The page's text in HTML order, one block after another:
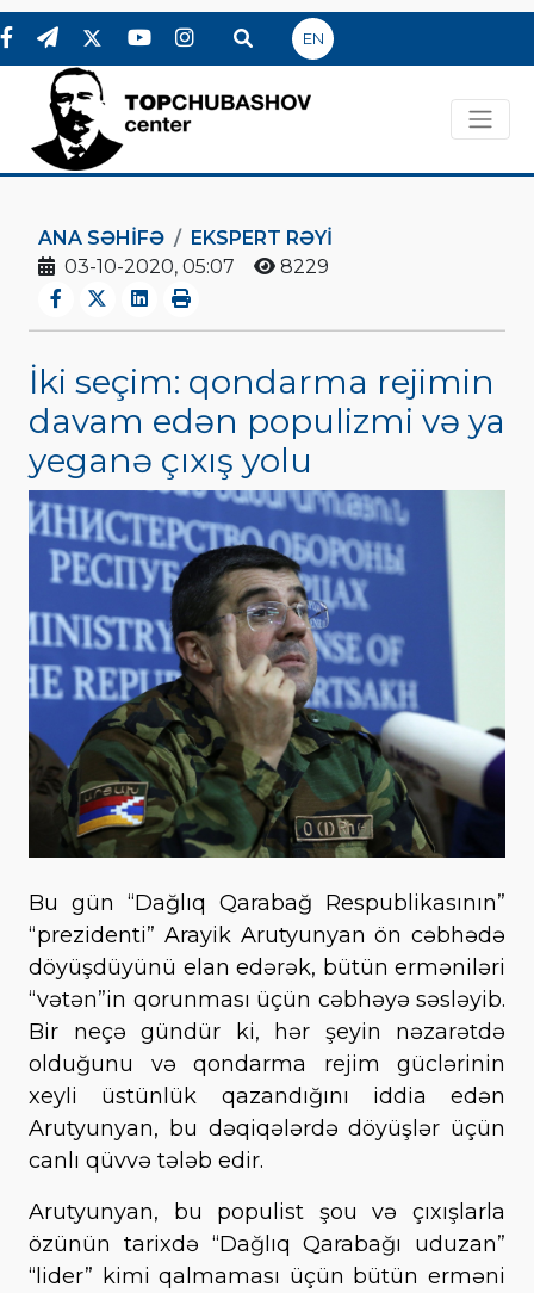
EN
ANA SƏHIFƏ
EKSPERT RƏYI
03-10-2020, 05:07
8229
İki seçim: qondarma rejimin
davam edən populizmi və ya
yeganə çıxış yolu
Bu gün “Dağlıq Qarabağ Respublikasının”
“prezidenti” Arayik Arutyunyan ön cəbhədə
döyüşdüyünü elan edərək, bütün erməniləri
“vətən”in qorunması üçün cəbhəyə səsləyib.
Bir neçə gündür ki, hər şeyin nəzarətdə
olduğunu və qondarma rejim güclərinin
xeyli üstünlük qazandığını iddia edən
Arutyunyan, bu dəqiqələrdə döyüşlər üçün
canlı qüvvə tələb edir.
Arutyunyan, bu populist şou və çıxışlarla
özünün tarixdə “Dağlıq Qarabağı uduzan”
“lider” kimi qalmaması üçün bütün erməni